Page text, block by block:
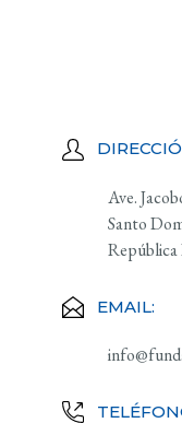
Ave.
Santo
República
EMAIL: